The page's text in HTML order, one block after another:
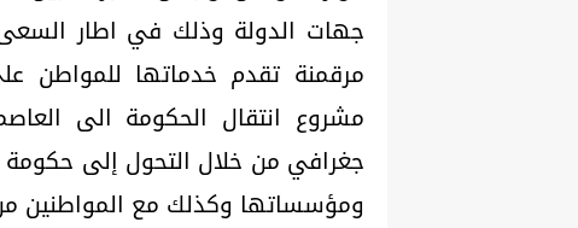
جهات الدولة وذلك في اطار
مرقمنة تقدم خدماتها للمواطن
مشروع انتقال الحكومة الى
جغرافي من خلال التحول إلى حكومة
ومؤسساتها وكذلك مع المواطنين